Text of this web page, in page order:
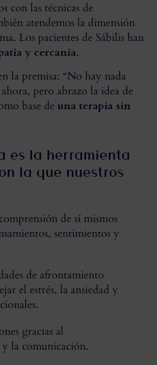
con las técnicas de
atendemos la dimensión
Los pacientes de Sábilis han
y cercanía.
la premisa: “No hay nada
pero abrazo la idea de
base de una terapia sin
es la herramienta
la que nuestros
de sí mismos
sentimientos y
de afrontamiento
el estrés, la ansiedad y
gracias al
la comunicación.